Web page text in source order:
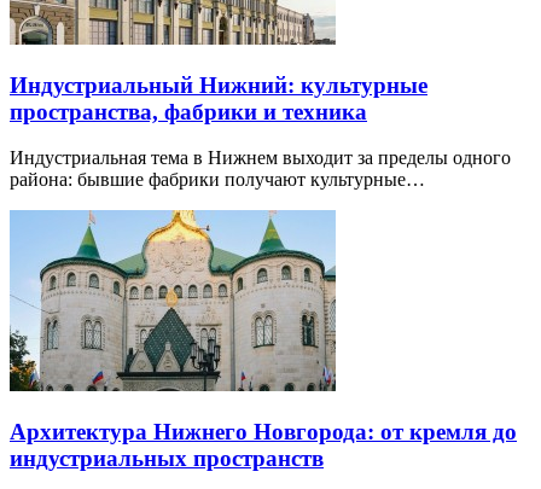
Индустриальный Нижний: культурные
пространства, фабрики и техника
Индустриальная тема в Нижнем выходит за пределы одного
района: бывшие фабрики получают культурные…
Архитектура Нижнего Новгорода: от кремля до
индустриальных пространств